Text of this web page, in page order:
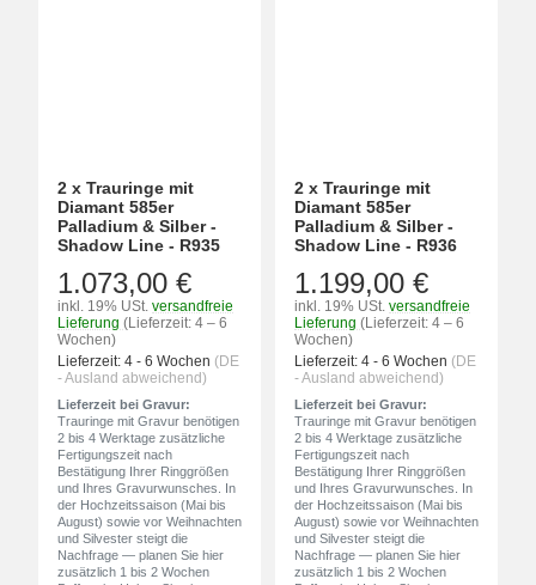
2 x Trauringe mit
Diamant 585er
Palladium & Silber -
Shadow Line - R935
1.073,00 €
inkl. 19% USt. versandfreie
Lieferung (Lieferzeit: 4 – 6
Wochen)
Lieferzeit: 4 - 6 Wochen (DE
- Ausland abweichend)
Lieferzeit bei Gravur:
Trauringe mit Gravur benötigen
2 bis 4 Werktage zusätzliche
Fertigungszeit nach
Bestätigung Ihrer Ringgrößen
und Ihres Gravurwunsches. In
der Hochzeitssaison (Mai bis
August) sowie vor Weihnachten
und Silvester steigt die
Nachfrage — planen Sie hier
zusätzlich 1 bis 2 Wochen
2 x Trauringe mit
Diamant 585er
Palladium & Silber -
Shadow Line - R936
1.199,00 €
inkl. 19% USt. versandfreie
Lieferung (Lieferzeit: 4 – 6
Wochen)
Lieferzeit: 4 - 6 Wochen (DE
- Ausland abweichend)
Lieferzeit bei Gravur:
Trauringe mit Gravur benötigen
2 bis 4 Werktage zusätzliche
Fertigungszeit nach
Bestätigung Ihrer Ringgrößen
und Ihres Gravurwunsches. In
der Hochzeitssaison (Mai bis
August) sowie vor Weihnachten
und Silvester steigt die
Nachfrage — planen Sie hier
zusätzlich 1 bis 2 Wochen